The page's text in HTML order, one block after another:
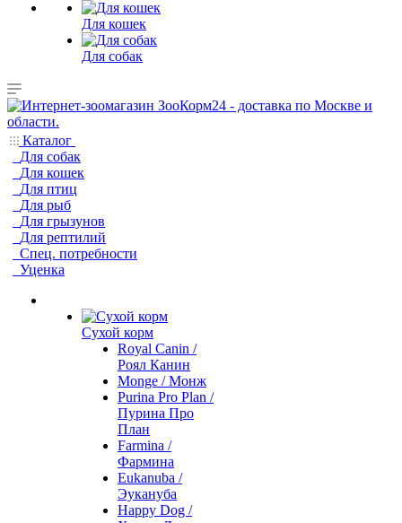
Для кошек
Для собак
Каталог
Для собак
Для кошек
Для птиц
Для рыб
Для грызунов
Для рептилий
Спец. потребности
Уценка
Сухой корм
Royal Canin /
Роял Канин
Monge / Монж
Purina Pro Plan /
Пурина Про
План
Farmina /
Фармина
Eukanuba /
Эукануба
Happy Dog /